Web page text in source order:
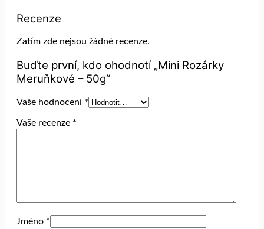
Recenze
Zatím zde nejsou žádné recenze.
Buďte první, kdo ohodnotí „Mini Rozárky
Meruňkové – 50g“
Vaše hodnocení *
Vaše recenze *
Jméno *